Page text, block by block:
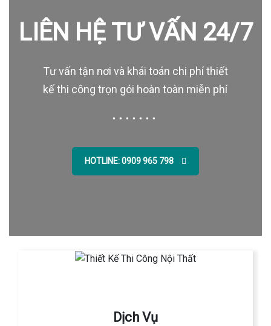
LIÊN HỆ TƯ VẤN 24/7
Tư vấn tận nơi và khái toán chi phí thiết
kế thi công trọn gói hoàn toàn miễn phí
HOTLINE: 0909 965 798
Dịch Vụ